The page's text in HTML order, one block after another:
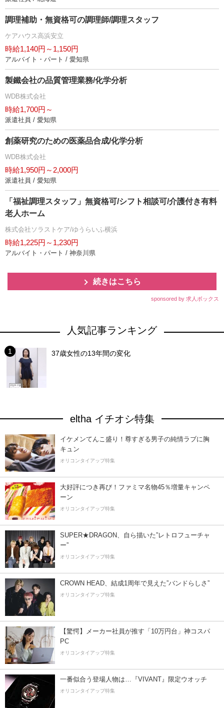
調理補助・無資格可の調理師/調理スタッフ
ケアハウス高浜安立
時給1,140円～1,150円
アルバイト・パート / 愛知県
製鐵会社の品質管理業務/化学分析
WDB株式会社
時給1,700円～
派遣社員 / 愛知県
創薬研究のための医薬品合成/化学分析
WDB株式会社
時給1,950円～2,000円
派遣社員 / 愛知県
「福祉調理スタッフ」無資格可/シフト相談可/介護付き有料
老人ホーム
株式会社ソラストケア/ゆうらいふ横浜
時給1,225円～1,230円
アルバイト・パート / 神奈川県
続きはこちら
sponsored by 求人ボックス
人気記事ランキング
37歳女性の13年間の変化
eltha イチオシ特集
イケメンてんこ盛り！尊すぎる男子の純情ラブに胸
キュン
オリコンタイアップ特集
大好評につき再び！ファミマ名物45％増量キャンペ
ーン
オリコンタイアップ特集
SUPER★DRAGON、自ら描いた”レトロフューチャ
ー”
オリコンタイアップ特集
CROWN HEAD、結成1周年で見えた”バンドらしさ”
オリコンタイアップ特集
【驚愕】メーカー社員が推す「10万円台」神コスパ
PC
オリコンタイアップ特集
一番似合う登場人物は…『VIVANT』限定ウオッチ
オリコンタイアップ特集